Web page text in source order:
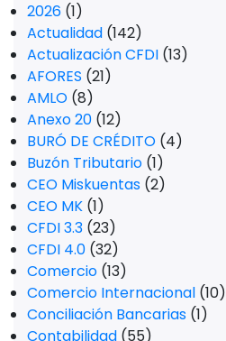
2026 (1)
Actualidad (142)
Actualización CFDI (13)
AFORES (21)
AMLO (8)
Anexo 20 (12)
BURÓ DE CRÉDITO (4)
Buzón Tributario (1)
CEO Miskuentas (2)
CEO MK (1)
CFDI 3.3 (23)
CFDI 4.0 (32)
Comercio (13)
Comercio Internacional (10)
Conciliación Bancarias (1)
Contabilidad (55)